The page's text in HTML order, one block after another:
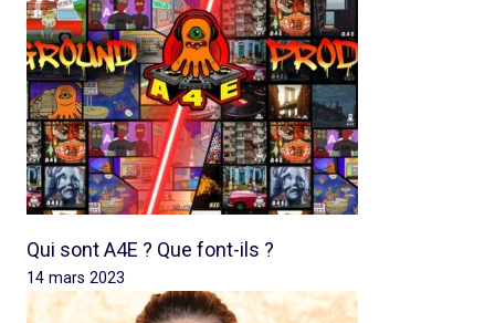
Qui sont A4E ? Que font-ils ?
14 mars 2023